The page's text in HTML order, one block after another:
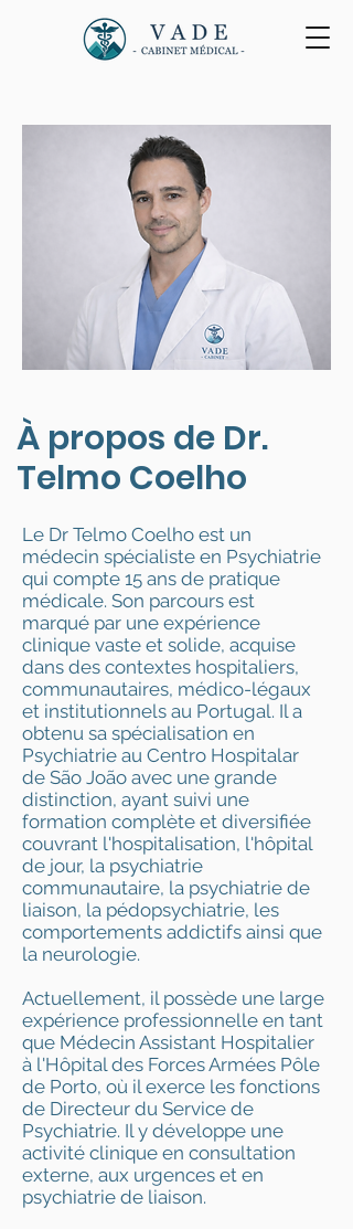
À propos de Dr.
Telmo Coelho
Le Dr Telmo Coelho est un
médecin spécialiste en Psychiatrie
qui compte 15 ans de pratique
médicale. Son parcours est
marqué par une expérience
clinique vaste et solide, acquise
dans des contextes hospitaliers,
communautaires, médico-légaux
et institutionnels au Portugal. Il a
obtenu sa spécialisation en
Psychiatrie au Centro Hospitalar
de São João avec une grande
distinction, ayant suivi une
formation complète et diversifiée
couvrant l'hospitalisation, l'hôpital
de jour, la psychiatrie
communautaire, la psychiatrie de
liaison, la pédopsychiatrie, les
comportements addictifs ainsi que
la neurologie.
Actuellement, il possède une large
expérience professionnelle en tant
que Médecin Assistant Hospitalier
à l'Hôpital des Forces Armées Pôle
de Porto, où il exerce les fonctions
de Directeur du Service de
Psychiatrie. Il y développe une
activité clinique en consultation
externe, aux urgences et en
psychiatrie de liaison.